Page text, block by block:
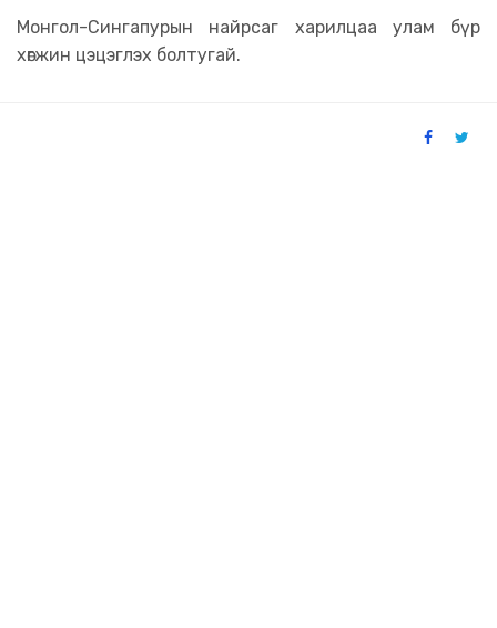
Монгол-Сингапурын найрсаг харилцаа улам бүр
хөгжин цэцэглэх болтугай.